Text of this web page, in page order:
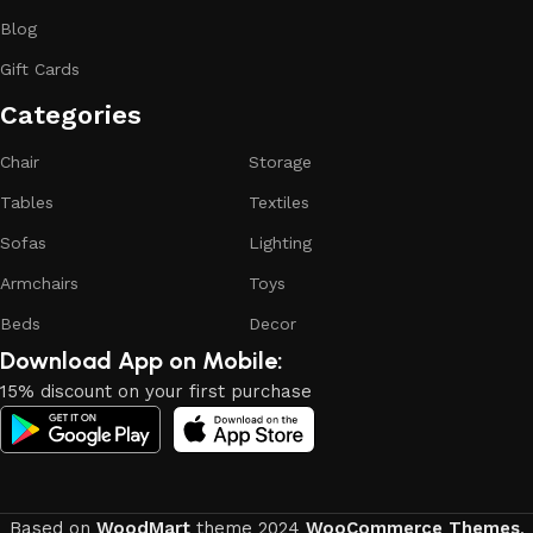
continuous joint work did not give reason to doubt their
of their products, excellent operational characteristics,
attractive appearance of the products, a long period of use
of the furniture, as well as safety.
Blog
Gift Cards
Categories​
Chair
Tables
Sofas
Armchairs
Beds
Storage
Textiles
Lighting
Toys
Decor
Download App on Mobile:
15% discount on your first purchase
Based on WoodMarttheme 2024 WooCommerce Themes.